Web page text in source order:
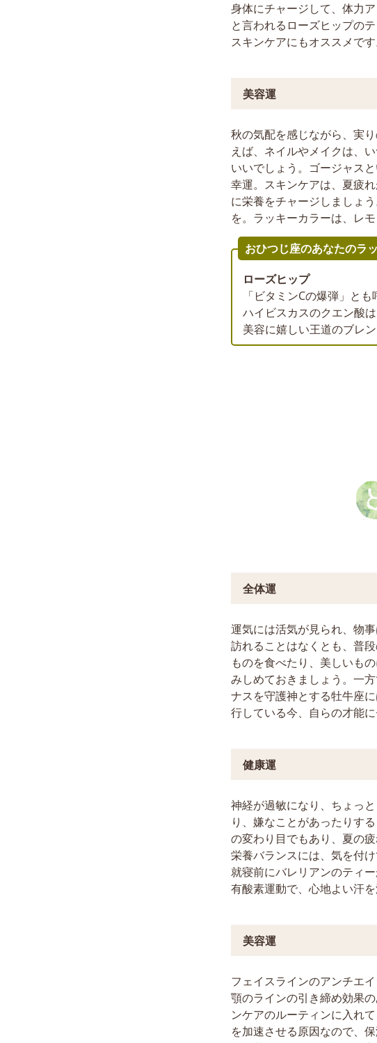
身体にチャージして、体力
と言われるローズヒップの
スキンケアにもオススメです
美容運
秋の気配を感じながら、実
えば、ネイルやメイクは、
いいでしょう。ゴージャス
幸運。スキンケアは、夏疲
に栄養をチャージしましょ
を。ラッキーカラーは、レ
おひつじ座のあなたのラ
ローズヒップ
「ビタミンCの爆弾」と
ハイビスカスのクエン酸
美容に嬉しい王道のブレ
全体運
運気には活気が見られ、物
訪れることはなくとも、普
ものを食べたり、美しいも
みしめておきましょう。一
ナスを守護神とする牡牛座
行している今、自らの才能
健康運
神経が過敏になり、ちょっ
り、嫌なことがあったりす
の変わり目でもあり、夏の
栄養バランスには、気を付
就寝前にバレリアンのティ
有酸素運動で、心地よい汗
美容運
フェイスラインのアンチエ
顎のラインの引き締め効果
ンケアのルーティンに入れ
を加速させる原因なので、